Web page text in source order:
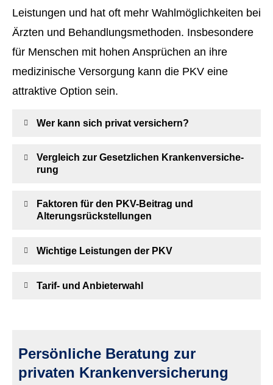
Leistungen und hat oft mehr Wahlmöglichkeiten bei
Ärzten und Behandlungsmethoden. Insbesondere
für Menschen mit hohen Ansprüchen an ihre
medizinische Versorgung kann die PKV eine
attraktive Option sein.
Wer kann sich privat ver­sichern?
Vergleich zur Gesetzlichen Kranken­ver­si­che­
rung
Faktoren für den PKV-Beitrag und
Alterungsrückstellungen
Wichtige Leistungen der PKV
Tarif- und Anbieterwahl
Persönliche Beratung zur
privaten Kranken­ver­si­che­rung